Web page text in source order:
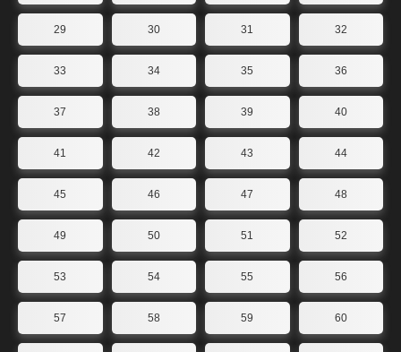
29 30 31 32
33 34 35 36
37 38 39 40
41 42 43 44
45 46 47 48
49 50 51 52
53 54 55 56
57 58 59 60